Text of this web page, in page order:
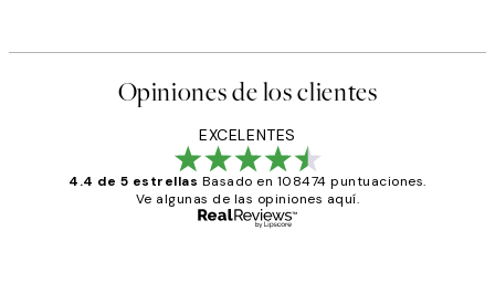
Opiniones de los clientes
EXCELENTES
4.4 de 5 estrellas Basado en 108474 puntuaciones.
Ve algunas de las opiniones aquí.